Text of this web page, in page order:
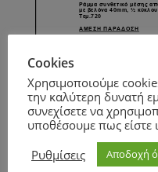
Cookies
Χρησιμοποιούμε
την καλύτερη δυνατή
συνεχίσετε να
υποθέσουμε πως είστε
Ρυθμίσεις
Αποδοχή